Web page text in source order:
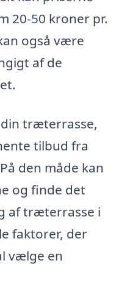
20-50 kroner pr.
også være
af de
træterrasse,
tilbud fra
den måde kan
og finde det
af træterrasse i
faktorer, der
vælge en